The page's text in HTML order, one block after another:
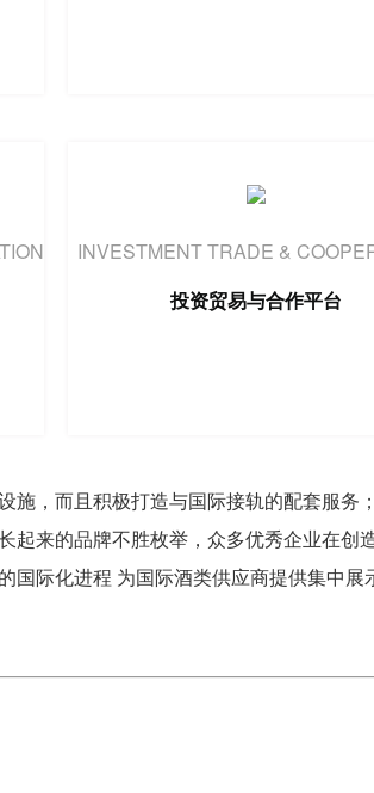
INVESTMENT TRADE &
投资贸易与合作平台
施，而且积极打造与国际接轨的配套服
起来的品牌不胜枚举，众多优秀企业在创
国际化进程 为国际酒类供应商提供集中